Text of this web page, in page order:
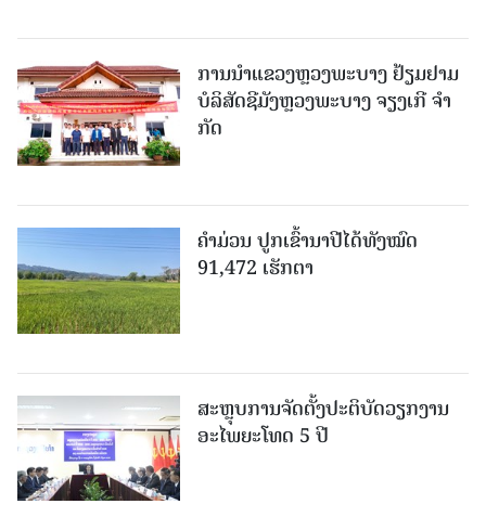
ການນຳແຂວງຫຼວງພະບາງ ຢ້ຽມ​ຢາມ
ບໍ​ລິ​ສັດຊີມັງຫຼວງພະບາງ ຈຽງເກີ ຈໍາ
ກັດ
ຄໍາມ່ວນ ປູກເຂົ້ານາປີໄດ້ທັງໝົດ
91,472 ເຮັກຕາ
ສະຫຼຸບການຈັດຕັ້ງປະຕິບັດວຽກງານ
ອະໄພຍະໂທດ 5 ປີ